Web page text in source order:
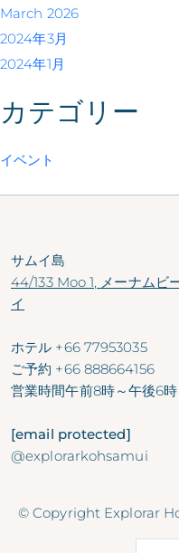
March 2026
2024年3月
2024年1月
カテゴリー
イベント
サムイ島
44/133 Moo 1, メーナムビ
イ
ホテル +66 77953035
ご予約 +66 888664156
営業時間午前8時～午後6時
[email protected]
@explorarkohsamui
© Copyright Explorar